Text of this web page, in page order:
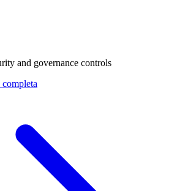
and governance controls